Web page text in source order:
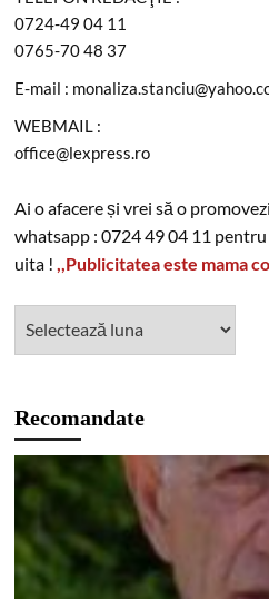
0724-49 04 11
0765-70 48 37
E-mail :
WEBMAIL :
office@lexpress.ro
Ai o afacere și vrei să o
whatsapp : 0724 49 04 11
uita ! ,,Publicitatea este mama
Recomandate